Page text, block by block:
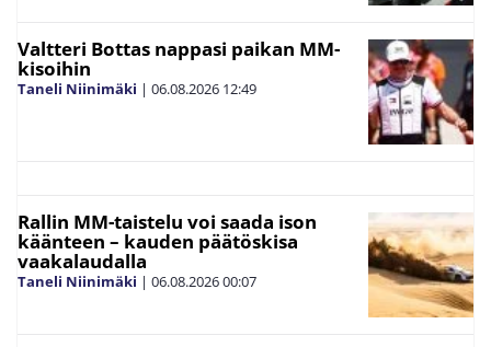
Valtteri Bottas nappasi paikan MM-
kisoihin
Taneli Niinimäki | 06.08.2026 12:49
Rallin MM-taistelu voi saada ison
käänteen – kauden päätöskisa
vaakalaudalla
Taneli Niinimäki | 06.08.202600:07